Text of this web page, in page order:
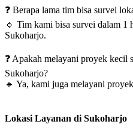
❓ Berapa lama tim bisa survei
🔹 Tim kami bisa survei dalam 1
Sukoharjo.
❓ Apakah melayani proyek kecil
Sukoharjo?
🔹 Ya, kami juga melayani
Lokasi Layanan di Sukoharjo